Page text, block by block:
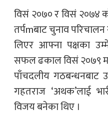
विसं २०७० र विसं २०७४
तर्पmबाट चुनाव
लिएर आफ्ना पक्षका
सफल ढकाल विसं २०७९
पाँचदलीय गठबन्धनबाट
गहतराज ‘अथक’लाई
विजय बनेका थिए ।